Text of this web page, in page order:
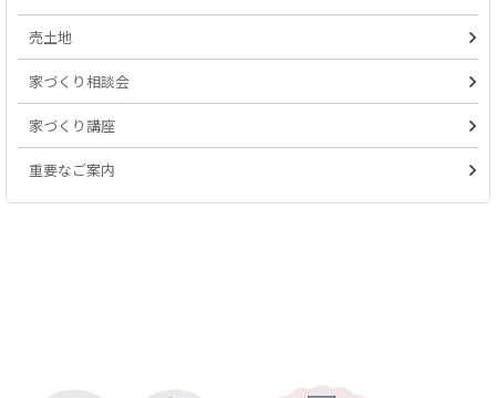
売土地
家づくり相談会
家づくり講座
重要なご案内